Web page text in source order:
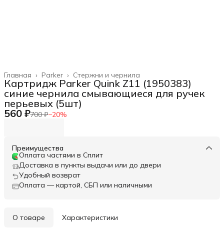
Стержни и чернила
Parker ›
Главная ›
Картридж Parker Quink Z11 (1950383)
синие чернила смывающиеся для ручек
перьевых (5шт)
560 ₽700 ₽−20%
Преимущества
Оплата частями в Сплит
Доставка в пункты выдачи или до двери
Удобный возврат
Оплата — картой, СБП или наличными
О товаре Характеристики